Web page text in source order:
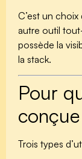
C’est un choix
autre outil
possède la
la stack.
Pour
conçue
Trois types